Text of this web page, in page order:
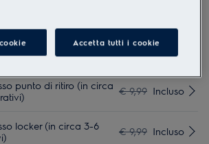
punto di ritiro (in circa € 9,99 Incluso
locker (in circa 3-6
€ 9,99 Incluso
Accetta tutti i cookie